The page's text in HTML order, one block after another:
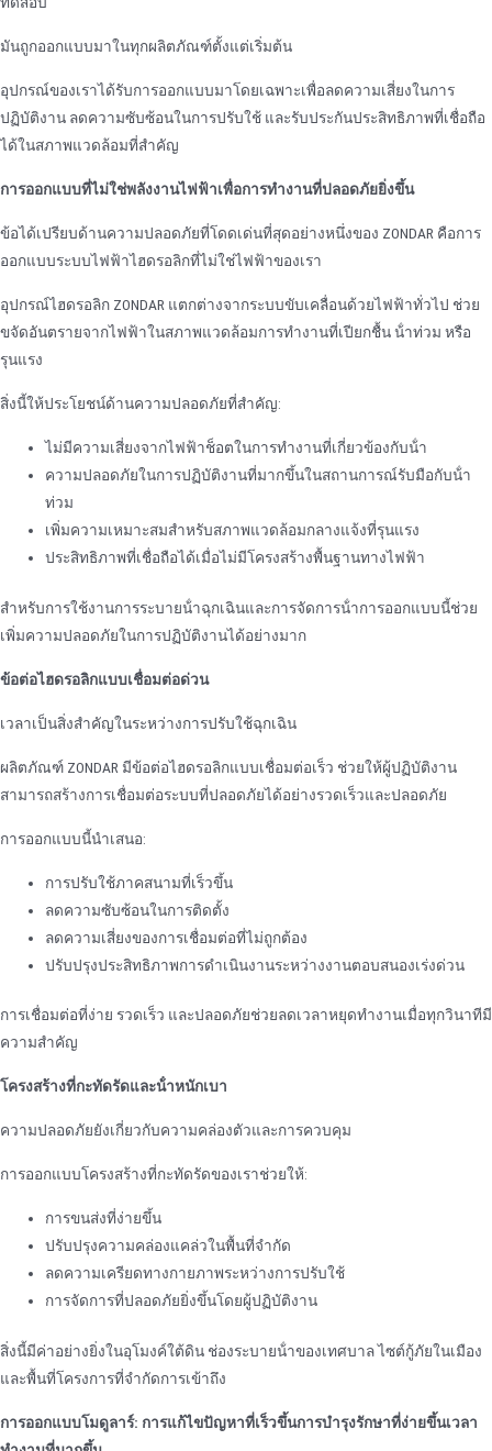
มันถูกออกแบบมาในทุกผลิตภัณฑ์ตั้งแต่เริ่มต้น
อุปกรณ์ของเราได้รับการออกแบบมาโดยเฉพาะเพื่อลดความเสี่ยงในการ
ปฏิบัติงาน ลดความซับซ้อนในการปรับใช้ และรับประกันประสิทธิภาพที่เชื่อถือ
ได้ในสภาพแวดล้อมที่สําคัญ
การออกแบบที่ไม่ใช่พลังงานไฟฟ้าเพื่อการทํางานที่ปลอดภัยยิ่งขึ้น
ข้อได้เปรียบด้านความปลอดภัยที่โดดเด่นที่สุดอย่างหนึ่งของ ZONDAR คือการ
ออกแบบระบบไฟฟ้าไฮดรอลิกที่ไม่ใช่ไฟฟ้าของเรา
อุปกรณ์ไฮดรอลิก ZONDAR แตกต่างจากระบบขับเคลื่อนด้วยไฟฟ้าทั่วไป ช่วย
ขจัดอันตรายจากไฟฟ้าในสภาพแวดล้อมการทํางานที่เปียกชื้น น้ําท่วม หรือ
รุนแรง
สิ่งนี้ให้ประโยชน์ด้านความปลอดภัยที่สําคัญ:
ไม่มีความเสี่ยงจากไฟฟ้าช็อตในการทํางานที่เกี่ยวข้องกับน้ํา
ความปลอดภัยในการปฏิบัติงานที่มากขึ้นในสถานการณ์รับมือกับน้ํา
ท่วม
เพิ่มความเหมาะสมสําหรับสภาพแวดล้อมกลางแจ้งที่รุนแรง
ประสิทธิภาพที่เชื่อถือได้เมื่อไม่มีโครงสร้างพื้นฐานทางไฟฟ้า
สําหรับการใช้งานการระบายน้ําฉุกเฉินและการจัดการน้ําการออกแบบนี้ช่วย
เพิ่มความปลอดภัยในการปฏิบัติงานได้อย่างมาก
ข้อต่อไฮดรอลิกแบบเชื่อมต่อด่วน
เวลาเป็นสิ่งสําคัญในระหว่างการปรับใช้ฉุกเฉิน
ผลิตภัณฑ์ ZONDAR มีข้อต่อไฮดรอลิกแบบเชื่อมต่อเร็ว ช่วยให้ผู้ปฏิบัติงาน
สามารถสร้างการเชื่อมต่อระบบที่ปลอดภัยได้อย่างรวดเร็วและปลอดภัย
การออกแบบนี้นําเสนอ:
การปรับใช้ภาคสนามที่เร็วขึ้น
ลดความซับซ้อนในการติดตั้ง
ลดความเสี่ยงของการเชื่อมต่อที่ไม่ถูกต้อง
ปรับปรุงประสิทธิภาพการดําเนินงานระหว่างงานตอบสนองเร่งด่วน
การเชื่อมต่อที่ง่าย รวดเร็ว และปลอดภัยช่วยลดเวลาหยุดทํางานเมื่อทุกวินาทีมี
ความสําคัญ
โครงสร้างที่กะทัดรัดและน้ําหนักเบา
ความปลอดภัยยังเกี่ยวกับความคล่องตัวและการควบคุม
การออกแบบโครงสร้างที่กะทัดรัดของเราช่วยให้:
การขนส่งที่ง่ายขึ้น
ปรับปรุงความคล่องแคล่วในพื้นที่จํากัด
ลดความเครียดทางกายภาพระหว่างการปรับใช้
การจัดการที่ปลอดภัยยิ่งขึ้นโดยผู้ปฏิบัติงาน
สิ่งนี้มีค่าอย่างยิ่งในอุโมงค์ใต้ดิน ช่องระบายน้ําของเทศบาล ไซต์กู้ภัยในเมือง
และพื้นที่โครงการที่จํากัดการเข้าถึง
การออกแบบโมดูลาร์: การแก้ไขปัญหาที่เร็วขึ้นการบํารุงรักษาที่ง่ายขึ้นเวลา